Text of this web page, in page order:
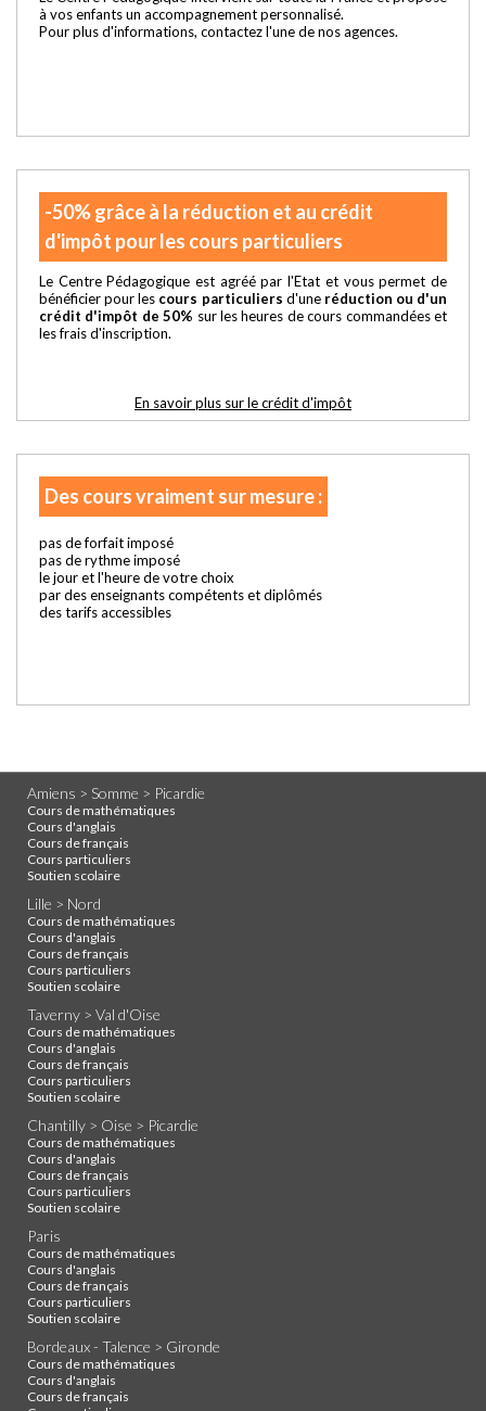
à vos enfants un accompagnement personnalisé.
Pour plus d'informations, contactez l'une de nos agences.
-50% grâce à la réduction et au crédit
d'impôt pour les cours particuliers
Le Centre Pédagogique est agréé par l'Etat et vous permet de
bénéficier pour les cours particuliers d'une réduction ou d'un
crédit d'impôt de 50% sur les heures de cours commandées et
les frais d'inscription.
En savoir plus sur le crédit d'impôt
Des cours vraiment sur mesure :
pas de forfait imposé
pas de rythme imposé
le jour et l'heure de votre choix
par des enseignants compétents et diplômés
des tarifs accessibles
Amiens > Somme > Picardie
Cours de mathématiques
Cours d'anglais
Cours de français
Cours particuliers
Soutien scolaire
Lille > Nord
Cours de mathématiques
Cours d'anglais
Cours de français
Cours particuliers
Soutien scolaire
Taverny > Val d'Oise
Cours de mathématiques
Cours d'anglais
Cours de français
Cours particuliers
Soutien scolaire
Chantilly > Oise > Picardie
Cours de mathématiques
Cours d'anglais
Cours de français
Cours particuliers
Soutien scolaire
Paris
Cours de mathématiques
Cours d'anglais
Cours de français
Cours particuliers
Soutien scolaire
Bordeaux - Talence > Gironde
Cours de mathématiques
Cours d'anglais
Cours de français